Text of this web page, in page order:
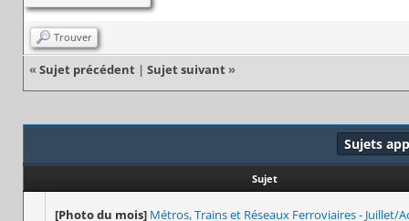
Trouver
« Sujet précédent | Sujet suivant »
Sujets
Sujet
[Photo du mois] Métros, Trains et Réseaux Ferroviaires - Juillet/